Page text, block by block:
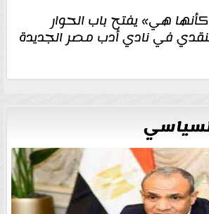
هي» يفتح باب الحوار
في نادي أدب مصر الجديدة